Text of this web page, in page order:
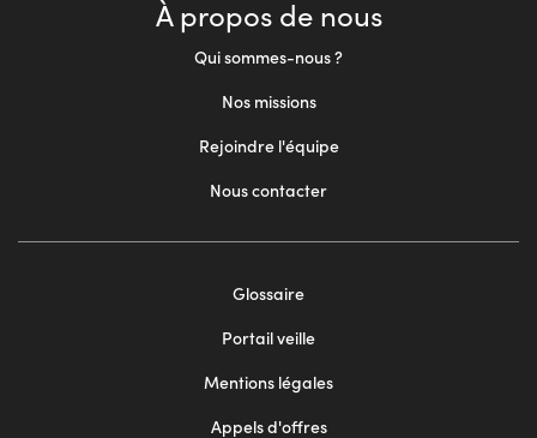
À propos de nous
Qui sommes-nous ?
Nos missions
Rejoindre l'équipe
Nous contacter
Glossaire
Portail veille
Mentions légales
Appels d'offres